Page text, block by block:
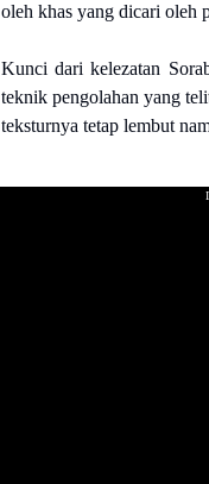
oleh khas yang dicari oleh
Kunci dari kelezatan
teknik pengolahan yang
teksturnya tetap lembut